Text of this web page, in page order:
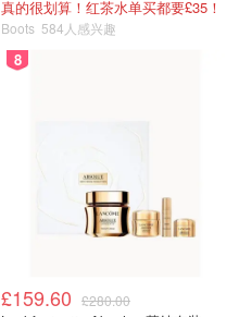
真的很划算！红茶水单买都要£35！
Boots 584人感兴趣
8
£159.60 £280.00